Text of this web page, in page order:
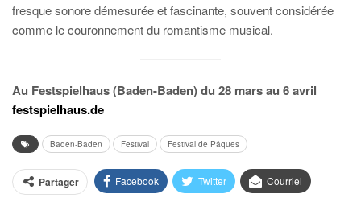
fresque sonore démesurée et fascinante, souvent considérée
comme le couronnement du romantisme musical.
Au Festspielhaus (Baden-Baden) du 28 mars au 6 avril
festspielhaus.de
Baden-Baden Festival Festival de Pâques
Partager Facebook Twitter Courriel